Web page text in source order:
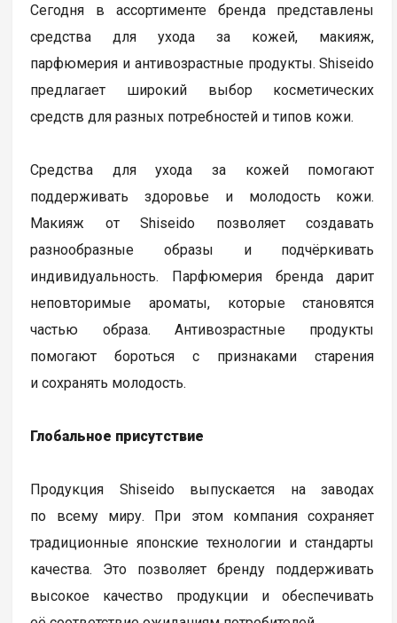
Сегодня в ассортименте бренда представлены
средства для ухода за кожей, макияж,
парфюмерия и антивозрастные продукты. Shiseido
предлагает широкий выбор косметических
средств для разных потребностей и типов кожи.
Средства для ухода за кожей помогают
поддерживать здоровье и молодость кожи.
Макияж от Shiseido позволяет создавать
разнообразные образы и подчёркивать
индивидуальность. Парфюмерия бренда дарит
неповторимые ароматы, которые становятся
частью образа. Антивозрастные продукты
помогают бороться с признаками старения
и сохранять молодость.
Глобальное присутствие
Продукция Shiseido выпускается на заводах
по всему миру. При этом компания сохраняет
традиционные японские технологии и стандарты
качества. Это позволяет бренду поддерживать
высокое качество продукции и обеспечивать